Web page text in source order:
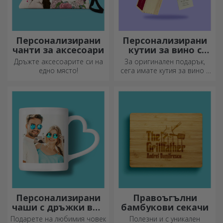
Искрен подарък за
любимите хора, специален
Най-оригиналните дизайни
както за нея, така и за него!
Персонализирани
чанти за аксесоари
Дръжте аксесоарите си на
едно място!
Персонализирани
кутии за вино с
фотография
За оригинален подарък,
сега имате кутия за вино с
идеална за изключителен
подарък!